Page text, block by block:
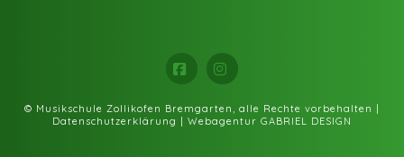
© Musikschule Zollikofen Bremgarten, alle Rechte vorbehalten |
Datenschutzerklärung
Webagentur GABRIEL DESIGN